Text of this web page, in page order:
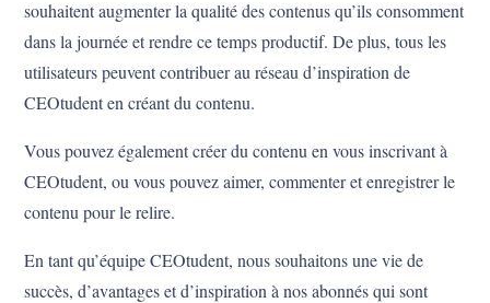
souhaitent augmenter la qualité des contenus qu’ils consomment
dans la journée et rendre ce temps productif. De plus, tous les
utilisateurs peuvent contribuer au réseau d’inspiration de
CEOtudent en créant du contenu.
Vous pouvez également créer du contenu en vous inscrivant à
CEOtudent, ou vous pouvez aimer, commenter et enregistrer le
contenu pour le relire.
En tant qu’équipe CEOtudent, nous souhaitons une vie de
succès, d’avantages et d’inspiration à nos abonnés qui sont